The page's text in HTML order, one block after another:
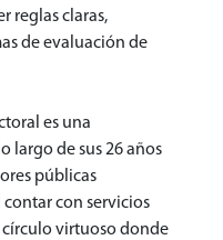
reglas claras,
de evaluación de
es una
largo de sus 26 años
públicas
con servicios
círculo virtuoso donde